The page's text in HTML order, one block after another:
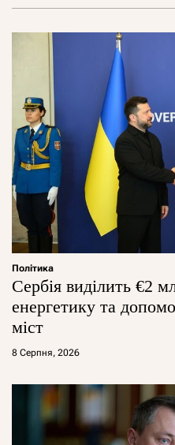
Політика
Сербія виділить €2
енергетику та
міст
8 Серпня, 2026